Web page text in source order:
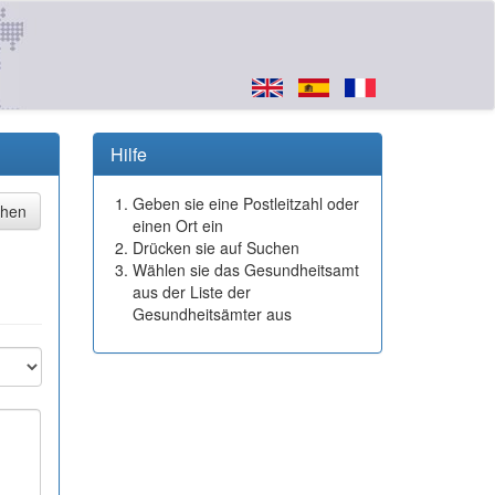
Hilfe
Geben sie eine Postleitzahl oder
einen Ort ein
Drücken sie auf Suchen
Wählen sie das Gesundheitsamt
aus der Liste der
Gesundheitsämter aus